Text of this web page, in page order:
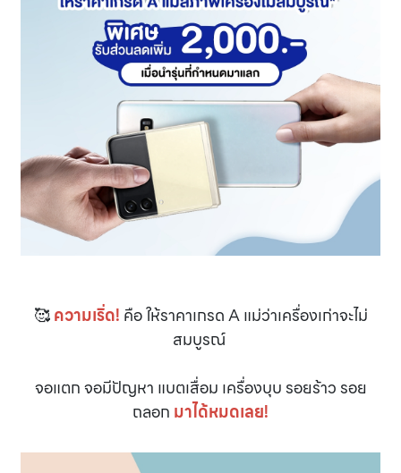
🥰ความเริ่ด! คือ ให้ราคาเกรด A แม่ว่าเครื่องเก่าจะไม่
สมบูรณ์
จอแตก จอมีปัญหา แบตเสื่อม เครื่องบุบ รอยร้าว รอย
ถลอก มาได้หมดเลย!